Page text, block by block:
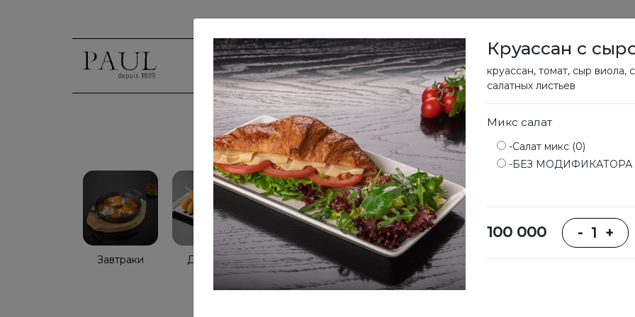
Голосование Меню Доставка Программа лояльности
Меню
Завтраки
Детское
меню
Салаты Боулы Супы
Круассан с
круассан, томат, сыр виола,
салатных листьев
Микс салат
-Салат микс (0)
-БЕЗ МОДИФИКАТОРА
100 000 - 1 +